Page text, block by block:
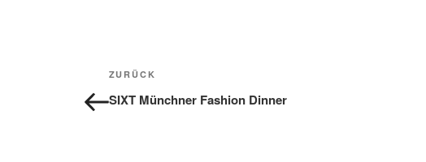
Beitragsnavigation
Vorheriger
Beitrag
ZURÜCK
SIXT Münchner Fashion Dinner